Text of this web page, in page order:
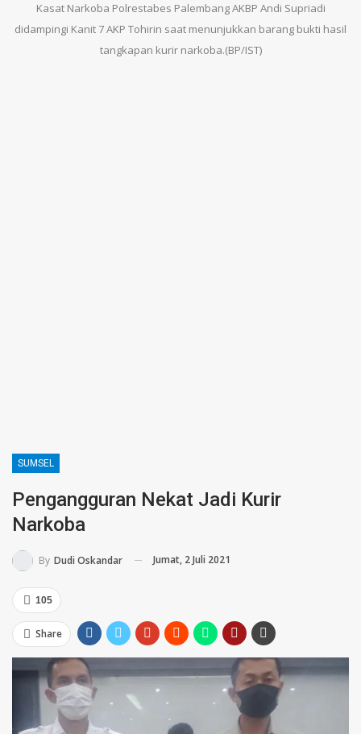
Kasat Narkoba Polrestabes Palembang AKBP Andi Supriadi
didampingi Kanit 7 AKP Tohirin saat menunjukkan barang bukti hasil
tangkapan kurir narkoba.(BP/IST)
SUMSEL
Pengangguran Nekat Jadi Kurir
Narkoba
By Dudi Oskandar Jumat, 2 Juli 2021
105
Share